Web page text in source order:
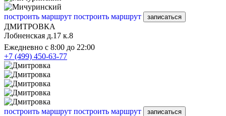
построить маршрут построить маршрут записаться
ДМИТРОВКА
Лобненская д.17 к.8
Ежедневно с 8:00 до 22:00
+7 (499) 450-63-77
построить маршрут построить маршрут записаться